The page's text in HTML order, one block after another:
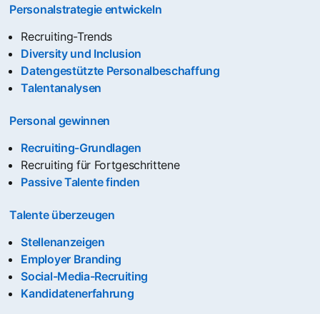
Personalstrategie entwickeln
Recruiting-Trends
Diversity und Inclusion
Datengestützte Personalbeschaffung
Talentanalysen
Personal gewinnen
Recruiting-Grundlagen
Recruiting für Fortgeschrittene
Passive Talente finden
Talente überzeugen
Stellenanzeigen
Employer Branding
Social-Media-Recruiting
Kandidatenerfahrung